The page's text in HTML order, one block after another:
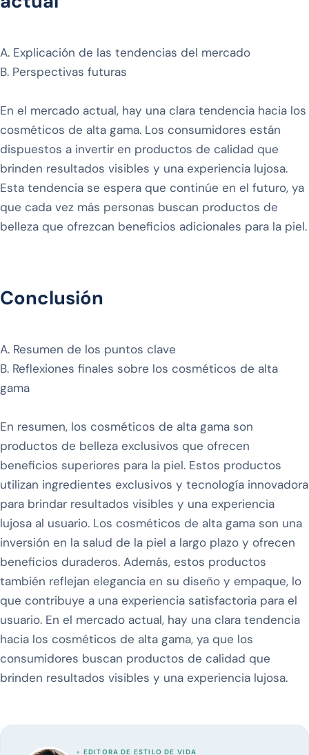
A. Explicación de las tendencias del mercado
B. Perspectivas futuras
En el mercado actual, hay una clara tendencia hacia los
cosméticos de alta gama. Los consumidores están
dispuestos a invertir en productos de calidad que
brinden resultados visibles y una experiencia lujosa.
Esta tendencia se espera que continúe en el futuro, ya
que cada vez más personas buscan productos de
belleza que ofrezcan beneficios adicionales para la piel.
Conclusión
A. Resumen de los puntos clave
B. Reflexiones finales sobre los cosméticos de alta
gama
En resumen, los cosméticos de alta gama son
productos de belleza exclusivos que ofrecen
beneficios superiores para la piel. Estos productos
utilizan ingredientes exclusivos y tecnología innovadora
para brindar resultados visibles y una experiencia
lujosa al usuario. Los cosméticos de alta gama son una
inversión en la salud de la piel a largo plazo y ofrecen
beneficios duraderos. Además, estos productos
también reflejan elegancia en su diseño y empaque, lo
que contribuye a una experiencia satisfactoria para el
usuario. En el mercado actual, hay una clara tendencia
hacia los cosméticos de alta gama, ya que los
consumidores buscan productos de calidad que
brinden resultados visibles y una experiencia lujosa.
◦ EDITORA DE ESTILO DE VIDA